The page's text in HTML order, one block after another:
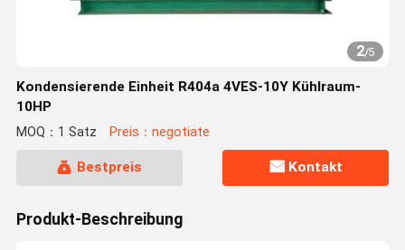
2/5
Kondensierende Einheit R404a 4VES-10Y Kühlraum-
10HP
MOQ：1 Satz Preis：negotiate
Bestpreis Kontakt
Produkt-Beschreibung